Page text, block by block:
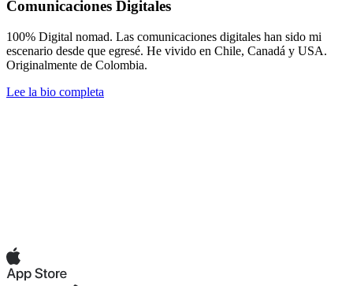
Comunicaciones Digitales
100% Digital nomad. Las comunicaciones digitales han sido mi
escenario desde que egresé. He vivido en Chile, Canadá y USA.
Originalmente de Colombia.
Lee la bio completa